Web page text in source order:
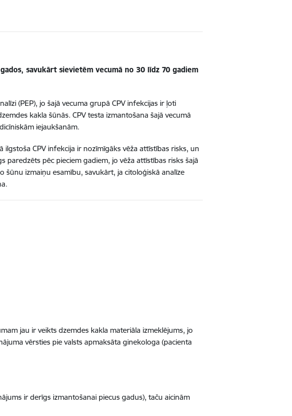
savukārtsievietēm vecumā no 30 līdz 70 gadiem
(PEP), jo šajā vecuma grupā CPV infekcijas ir ļoti
kakla šūnās. CPV testa izmantošana šajā vecumā
iejaukšanām.
CPV infekcija ir nozīmīgāks vēža attīstības risks, un
paredzēts pēc pieciem gadiem, jo vēža attīstības risks šajā
šūnu izmaiņu esamību, savukārt, ja citoloģiskā analīze
jau ir veikts dzemdes kakla materiāla izmeklējums, jo
vērsties pie valsts apmaksāta ginekologa (pacienta
ir derīgs izmantošanai piecus gadus), taču aicinām